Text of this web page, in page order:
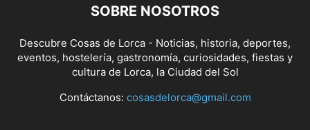
SOBRE NOSOTROS
Descubre Cosas de Lorca - Noticias, historia, deportes,
eventos, hostelería, gastronomía, curiosidades, fiestas y
cultura de Lorca, la Ciudad del Sol
Contáctanos: cosasdelorca@gmail.com